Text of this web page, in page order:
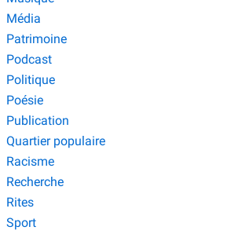
Média
Patrimoine
Podcast
Politique
Poésie
Publication
Quartier populaire
Racisme
Recherche
Rites
Sport